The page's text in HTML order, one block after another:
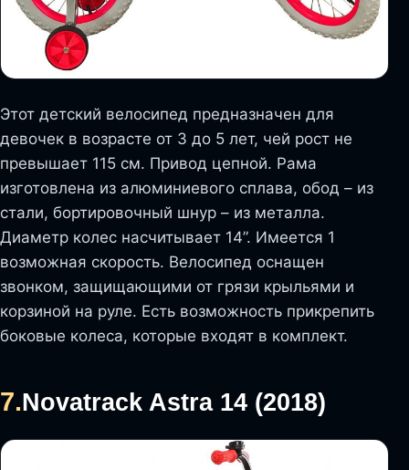
Этот детский велосипед предназначен для
девочек в возрасте от 3 до 5 лет, чей рост не
превышает 115 см. Привод цепной. Рама
изготовлена из алюминиевого сплава, обод – из
стали, бортировочный шнур – из металла.
Диаметр колес насчитывает 14”. Имеется 1
возможная скорость. Велосипед оснащен
звонком, защищающими от грязи крыльями и
корзиной на руле. Есть возможность прикрепить
боковые колеса, которые входят в комплект.
7.Novatrack Astra 14 (2018)